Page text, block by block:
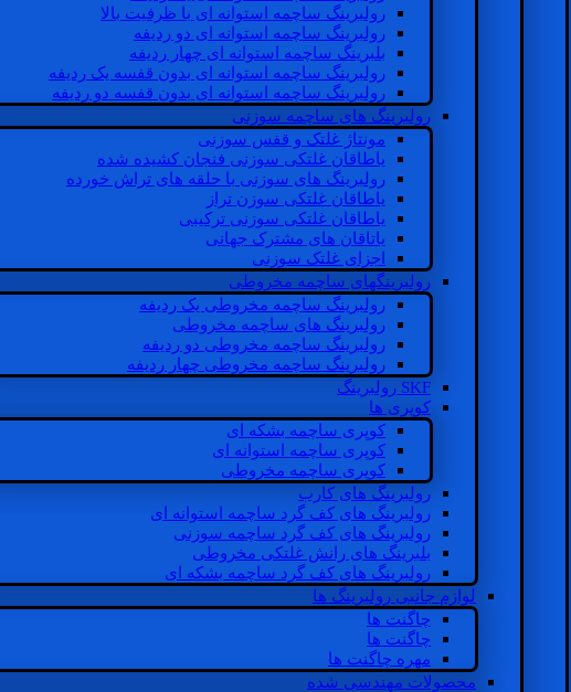
رولبرینگ ساچمه استوانه ای با ظرفیت بالا
رولبرینگ ساچمه استوانه ای دو ردیفه
بلبرینگ ساچمه استوانه ای چهار ردیفه
رولبرینگ ساچمه استوانه ای بدون قفسه یک ردیفه
رولبرینگ ساچمه استوانه ای بدون قفسه دو ردیفه
رولبرینگ های ساچمه سوزنی
مونتاژ غلتک و قفس سوزنی
یاطاقان غلتکی سوزنی فنجان کشیده شده
رولبرینگ های سوزنی با حلقه های تراش خورده
یاطاقان غلتکی سوزن تراز
یاطاقان غلتکی سوزنی ترکیبی
یاتاقان های مشترک جهانی
اجزای غلتک سوزنی
رولبرینگهای ساچمه مخروطی
رولبرینگ ساچمه مخروطی یک ردیفه
رولبرینگ های ساچمه مخروطی
رولبرینگ ساچمه مخروطی دو ردیفه
رولبرینگ ساچمه مخروطی چهار ردیفه
SKF رولبرینگ
کوپری ها
کوپری ساچمه بشکه ای
کوپری ساچمه استوانه ای
کوپری ساچمه مخروطی
رولبرینگ های کارب
رولبرینگ های کف گرد ساچمه استوانه ای
رولبرینگ های کف گرد ساچمه سوزنی
بلبرینگ های رانش غلتکی مخروطی
رولبرینگ های کف گرد ساچمه بشکه ای
لوازم جانبی رولبرینگ ها
چاگنت ها
چاگنت ها
مهره چاگنت ها
محصولات مهندسی شده